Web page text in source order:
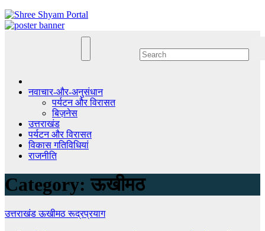
Skip
to
नवाचार-और-अनुसंधान
पर्यटन और विरासत
बिज़नेस
उत्तराखंड
पर्यटन और विरासत
विकास गतिविधियां
राजनीति
Category: ऊखीमठ
उत्तराखंडऊखीमठरूद्रप्रयाग